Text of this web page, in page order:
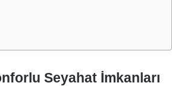
Seyahat İmkanları